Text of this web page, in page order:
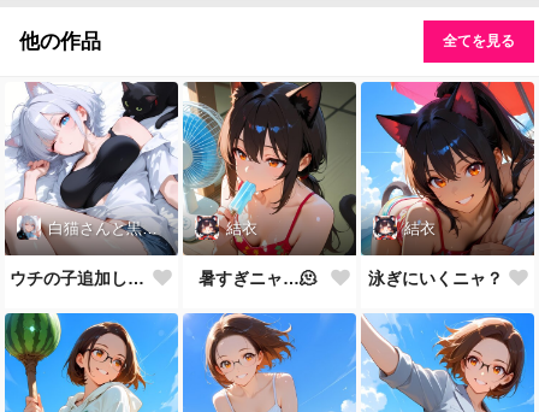
他の作品 全てを見る
白猫さんと黒猫先生
ウチの子追加しました
結衣
暑すぎニャ…🫠
結衣
泳ぎにいくニャ？